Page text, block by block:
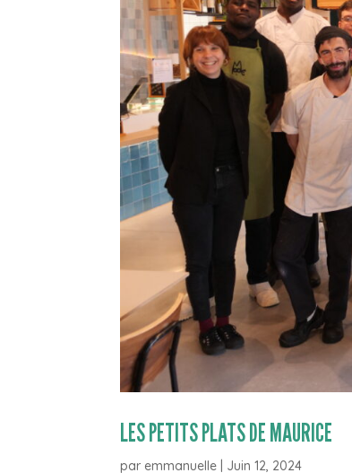
LES PETITS PLATS DE MAURICE
par emmanuelle Juin 12, 2024